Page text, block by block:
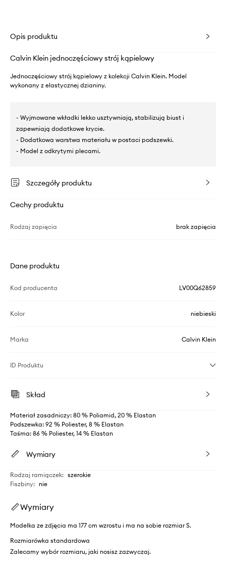
Opis produktu
Calvin Klein jednoczęściowy strój kąpielowy
Jednoczęściowy strój kąpielowy z kolekcji Calvin Klein. Model
wykonany z elastycznej dzianiny.
- Wyjmowane wkładki lekko usztywniają, stabilizują biust i
zapewniają dodatkowe krycie.
- Dodatkowa warstwa materiału w postaci podszewki.
- Model z odkrytymi plecami.
Szczegóły produktu
Cechy produktu
Rodzaj zapięcia brak zapięcia
Dane produktu
Kod producenta LV00Q62859
Kolor niebieski
Marka Calvin Klein
ID Produktu
Skład
Materiał zasadniczy: 80 % Poliamid, 20 % Elastan
Podszewka: 92 % Poliester, 8 % Elastan
Taśma: 86 % Poliester, 14 % Elastan
Wymiary
Rodzaj ramiączek: szerokie
Fiszbiny: nie
Wymiary
Modelka ze zdjęcia ma 177 cm wzrostu i ma na sobie rozmiar S.
Rozmiarówka standardowa
Zalecamy wybór rozmiaru, jaki nosisz zazwyczaj.